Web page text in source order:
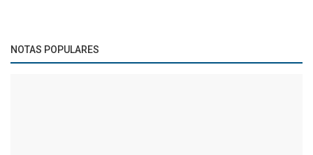
NOTAS POPULARES